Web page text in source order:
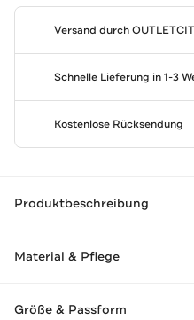
Versand durch
Schnelle Lieferung in 1-3
Kostenlose Rücksendung
Produktbeschreibung
Material & Pflege
Größe & Passform